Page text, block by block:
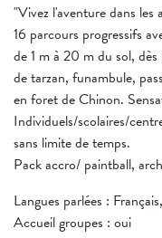
"Vivez l'aventure dans les
16 parcours progressifs
de 1 m à 20 m du sol,
de tarzan, funambule,
en foret de Chinon.
Individuels/scolaires/
sans limite de temps.
Pack accro/ paintball,
Langues parlées :
Accueil groupes : oui